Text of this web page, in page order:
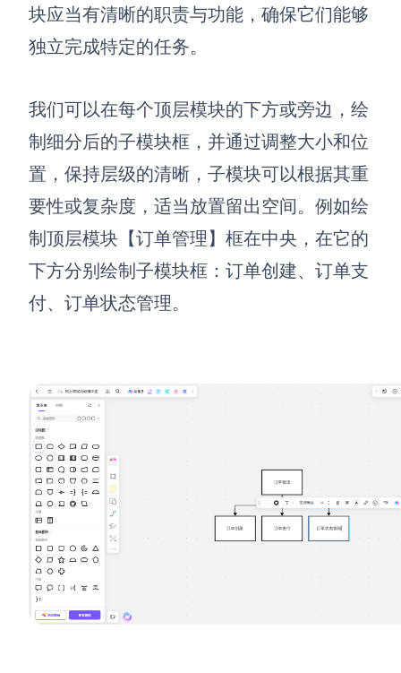
块应当有清晰的职责与功能，确保它们能够
独立完成特定的任务。
我们可以在每个顶层模块的下方或旁边，绘
制细分后的子模块框，并通过调整大小和位
置，保持层级的清晰，子模块可以根据其重
要性或复杂度，适当放置留出空间。例如绘
制顶层模块【订单管理】框在中央，在它的
下方分别绘制子模块框：订单创建、订单支
付、订单状态管理。